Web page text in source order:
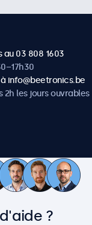
au 03 808 1603
info@beetronics.be
2h les jours ouvrables
?